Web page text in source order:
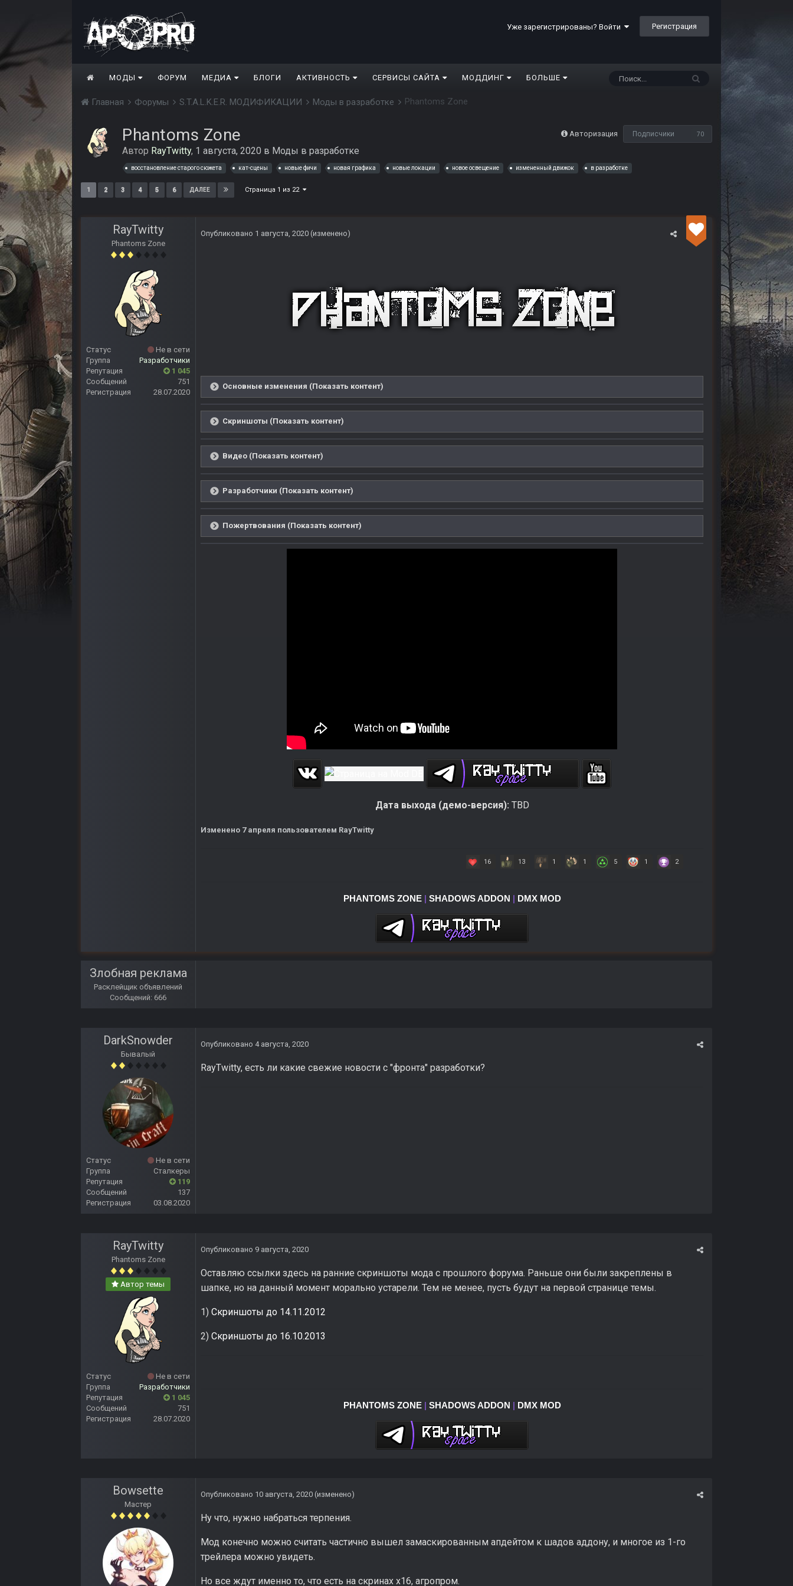
Уже зарегистрированы? Войти Регистрация
МОДЫ ФОРУМ МЕДИА БЛОГИ АКТИВНОСТЬ СЕРВИСЫ САЙТА МОДДИНГ БОЛЬШЕ
Главная Форумы S.T.A.L.K.E.R. МОДИФИКАЦИИ Моды в разработке Phantoms Zone
Авторизация Подписчики 70
Phantoms Zone
Автор RayTwitty, 1 августа, 2020 в Моды в разработке
восстановление старого сюжета кат-сцены новые фичи новая графика новые локации новое освещение измененный движок в разработке
1 2 3 4 5 6 ДАЛЕЕ Страница 1 из 22
RayTwitty
Phantoms Zone
Статус
Не в сети
Группа
Разработчики
Репутация
1 045
Сообщений
751
Регистрация
28.07.2020
Опубликовано 1 августа, 2020 (изменено)
Основные изменения (Показать контент)
Скриншоты (Показать контент)
Видео (Показать контент)
Разработчики (Показать контент)
Пожертвования (Показать контент)
Дата выхода (демо-версия): TBD
Изменено 7 апреля пользователем RayTwitty
16 13 1 1 5 1 2
PHANTOMS ZONE | SHADOWS ADDON | DMX MOD
Злобная реклама
Расклейщик объявлений
Сообщений: 666
DarkSnowder
Бывалый
Статус
Не в сети
Группа
Сталкеры
Репутация
119
Сообщений
137
Регистрация
03.08.2020
Опубликовано 4 августа, 2020
RayTwitty, есть ли какие свежие новости с "фронта" разработки?
RayTwitty
Phantoms Zone
Автор темы
Статус
Не в сети
Группа
Разработчики
Репутация
1 045
Сообщений
751
Регистрация
28.07.2020
Опубликовано 9 августа, 2020
Оставляю ссылки здесь на ранние скриншоты мода с прошлого форума. Раньше они были закреплены в
шапке, но на данный момент морально устарели. Тем не менее, пусть будут на первой странице темы.
1) Скриншоты до 14.11.2012
2) Скриншоты до 16.10.2013
PHANTOMS ZONE | SHADOWS ADDON | DMX MOD
Bowsette
Мастер
Опубликовано 10 августа, 2020 (изменено)
Ну что, нужно набраться терпения.
Мод конечно можно считать частично вышел замаскированным апдейтом к шадов аддону, и многое из 1-го
трейлера можно увидеть.
Но все ждут именно то, что есть на скринах x16, агропром.